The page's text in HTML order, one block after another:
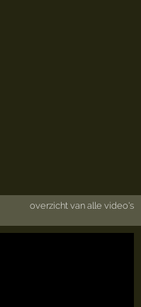
overzicht van alle video's